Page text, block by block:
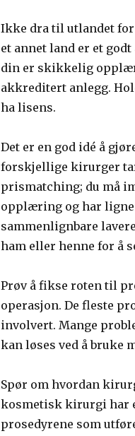
Ikke dra til utlandet
et annet land er et
din er skikkelig
akkreditert anlegg.
ha lisens.
Det er en god idé å
forskjellige kirurger
prismatching; du må
opplæring og har
sammenlignbare
ham eller henne for å
Prøv å fikse roten til
operasjon. De fleste
involvert. Mange
kan løses ved å bruke
Spør om hvordan
kosmetisk kirurgi har
prosedyrene som